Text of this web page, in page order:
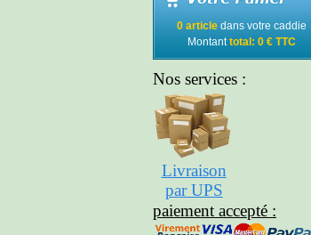
0 article dans votre caddie
Montanttotal: 0 € TTC
Nos services :
Livraison
par UPS
paiement accepté :